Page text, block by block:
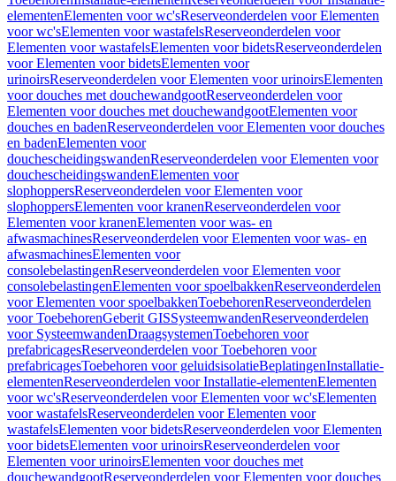
elementenElementen voor wc'sReserveonderdelen voor Elementen
voor wc'sElementen voor wastafelsReserveonderdelen voor
Elementen voor wastafelsElementen voor bidetsReserveonderdelen
voor Elementen voor bidetsElementen voor
urinoirsReserveonderdelen voor Elementen voor urinoirsElementen
voor douches met douchewandgootReserveonderdelen voor
Elementen voor douches met douchewandgootElementen voor
douches en badenReserveonderdelen voor Elementen voor douches
en badenElementen voor
douchescheidingswandenReserveonderdelen voor Elementen voor
douchescheidingswandenElementen voor
slophoppersReserveonderdelen voor Elementen voor
slophoppersElementen voor kranenReserveonderdelen voor
Elementen voor kranenElementen voor was- en
afwasmachinesReserveonderdelen voor Elementen voor was- en
afwasmachinesElementen voor
consolebelastingenReserveonderdelen voor Elementen voor
consolebelastingenElementen voor spoelbakkenReserveonderdelen
voor Elementen voor spoelbakkenToebehorenReserveonderdelen
voor ToebehorenGeberit GISSysteemwandenReserveonderdelen
voor SysteemwandenDraagsystemenToebehoren voor
prefabricagesReserveonderdelen voor Toebehoren voor
prefabricagesToebehoren voor geluidsisolatieBeplatingenInstallatie-
elementenReserveonderdelen voor Installatie-elementenElementen
voor wc'sReserveonderdelen voor Elementen voor wc'sElementen
voor wastafelsReserveonderdelen voor Elementen voor
wastafelsElementen voor bidetsReserveonderdelen voor Elementen
voor bidetsElementen voor urinoirsReserveonderdelen voor
Elementen voor urinoirsElementen voor douches met
douchewandgootReserveonderdelen voor Elementen voor douches